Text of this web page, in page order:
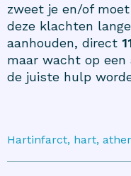
zweet je en/of moet
deze klachten
aanhouden, direct
maar wacht op
de juiste hulp
Hartinfarct, hart,